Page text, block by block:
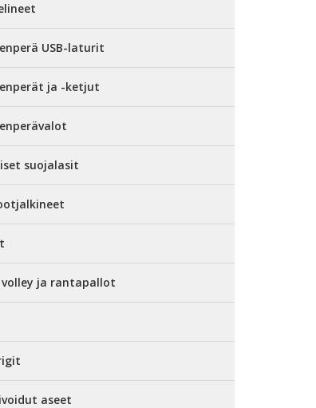
USB-laturit
ja -ketjut
suojalasit
volley ja rantapallot
aseet